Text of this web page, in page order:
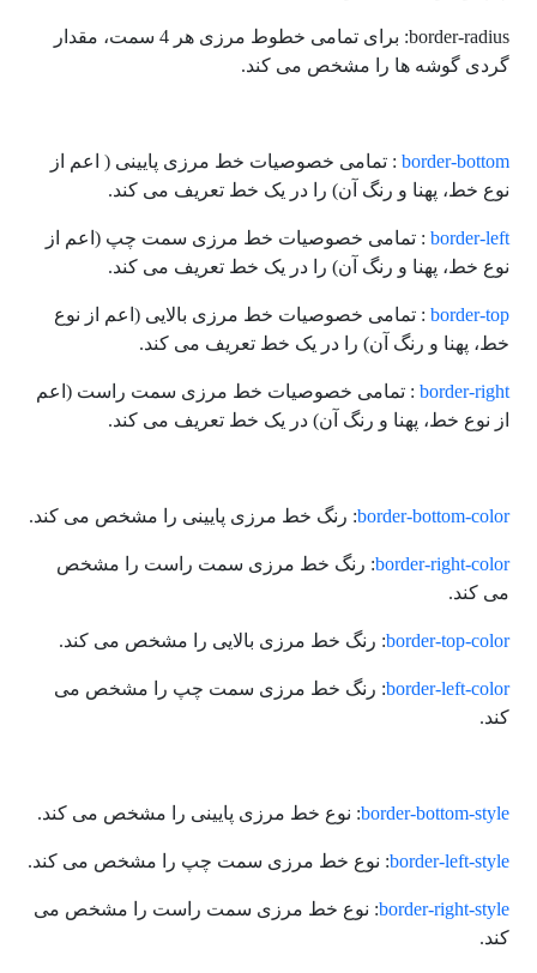
border-radius: برای تمامی خطوط مرزی هر 4 سمت، مقدار
گردی گوشه ها را مشخص می کند.
border-bottom: تمامی خصوصیات خط مرزی پایینی ( اعم از
نوع خط، پهنا و رنگ آن) را در یک خط تعریف می کند.
border-left: تمامی خصوصیات خط مرزی سمت چپ (اعم از
نوع خط، پهنا و رنگ آن) را در یک خط تعریف می کند.
border-top: تمامی خصوصیات خط مرزی بالایی (اعم از نوع
خط، پهنا و رنگ آن) را در یک خط تعریف می کند.
border-right: تمامی خصوصیات خط مرزی سمت راست (اعم
از نوع خط، پهنا و رنگ آن) در یک خط تعریف می کند.
border-bottom-color: رنگ خط مرزی پایینی را مشخص می کند.
border-right-color: رنگ خط مرزی سمت راست را مشخص
می کند.
border-top-color: رنگ خط مرزی بالایی را مشخص می کند.
border-left-color: رنگ خط مرزی سمت چپ را مشخص می
کند.
border-bottom-style: نوع خط مرزی پایینی را مشخص می کند.
border-left-style: نوع خط مرزی سمت چپ را مشخص می کند.
border-right-style: نوع خط مرزی سمت راست را مشخص می
کند.